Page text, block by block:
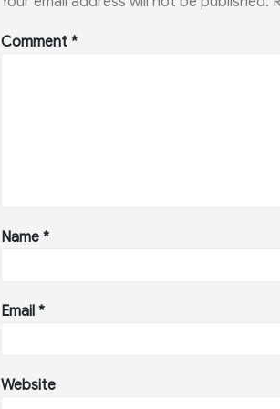
Comment *
Name *
Email *
Website